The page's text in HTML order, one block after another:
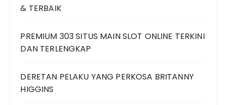
& TERBAIK
PREMIUM 303 SITUS MAIN SLOT ONLINE TERKINI
DAN TERLENGKAP
DERETAN PELAKU YANG PERKOSA BRITANNY
HIGGINS